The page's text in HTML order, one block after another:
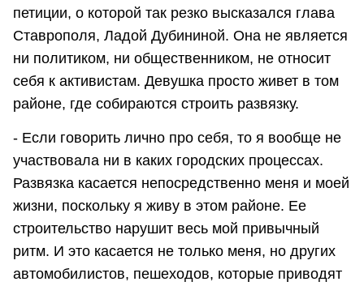
петиции, о которой так резко высказался глава
Ставрополя, Ладой Дубининой. Она не является
ни политиком, ни общественником, не относит
себя к активистам. Девушка просто живет в том
районе, где собираются строить развязку.
- Если говорить лично про себя, то я вообще не
участвовала ни в каких городских процессах.
Развязка касается непосредственно меня и моей
жизни, поскольку я живу в этом районе. Ее
строительство нарушит весь мой привычный
ритм. И это касается не только меня, но других
автомобилистов, пешеходов, которые приводят